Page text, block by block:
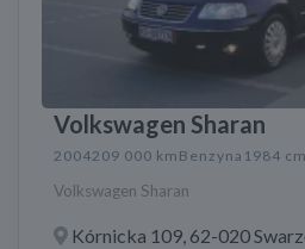
Volkswagen Sharan
2004209 000 km Benzyna 1984
Volkswagen Sharan
Kórnicka 109, 62-020